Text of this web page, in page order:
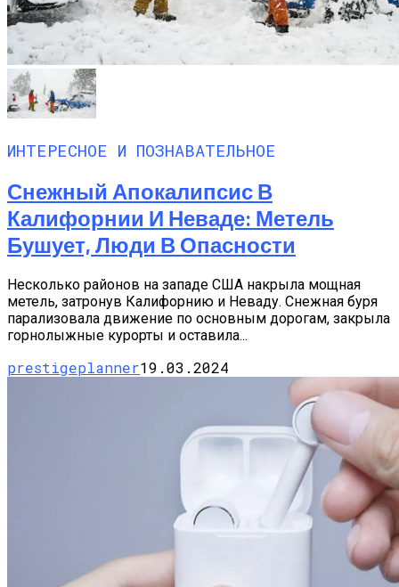
ИНТЕРЕСНОЕ И ПОЗНАВАТЕЛЬНОЕ
Снежный Апокалипсис В
Калифорнии И Неваде: Метель
Бушует, Люди В Опасности
Несколько районов на западе США накрыла мощная
метель, затронув Калифорнию и Неваду. Снежная буря
парализовала движение по основным дорогам, закрыла
горнолыжные курорты и оставила...
prestigeplanner19.03.2024